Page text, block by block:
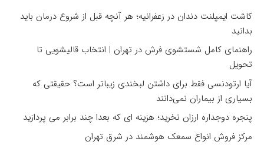
کاشت ایمپلنت دندان در زعفرانیه؛ هر آنچه قبل از شروع درمان باید
بدانید
راهنمای کامل شستشوی فرش در تهران | انتخاب قالیشویی تا
تحویل
آیا ارتودنسی فقط برای داشتن لبخندی زیباتر است؟ حقیقتی که
بسیاری از بیماران نمی‌دانند
پنجره دوجداره ارزان نخرید؛ هزینه ای که بعدا چند برابر می پردازید
مرکز فروش انواع سمعک هوشمند در شرق تهران